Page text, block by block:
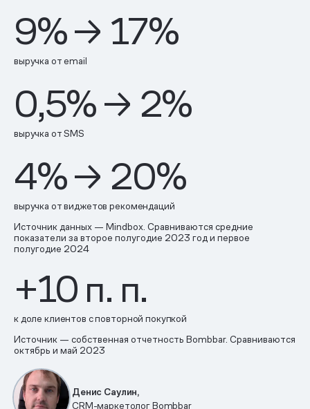
9% → 17%
выручка от email
0,5% → 2%
выручка от SMS
4% → 20%
выручка от виджетов рекомендаций
Источник данных — Mindbox. Сравниваются средние
показатели за второе полугодие 2023 год и первое
полугодие 2024
+10 п. п.
к доле клиентов с повторной покупкой
Источник — собственная отчетность Bombbar. Сравниваются
октябрь и май 2023
Денис Саулин,
CRM-маркетолог Bombbar